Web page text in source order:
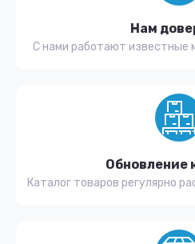
Нам
С нами работают известные
Обновление
Каталог товаров регулярно